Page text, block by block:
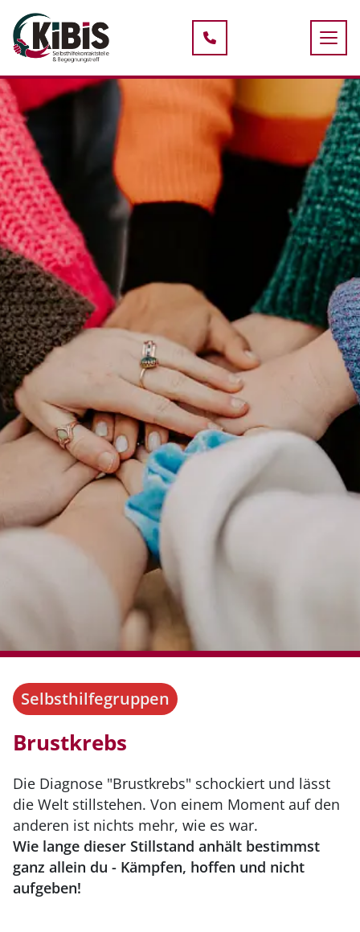
Selbsthilfegruppen
Brustkrebs
Die Diagnose "Brustkrebs" schockiert und lässt
die Welt stillstehen. Von einem Moment auf den
anderen ist nichts mehr, wie es war.
Wie lange dieser Stillstand anhält bestimmst
ganz allein du - Kämpfen, hoffen und nicht
aufgeben!